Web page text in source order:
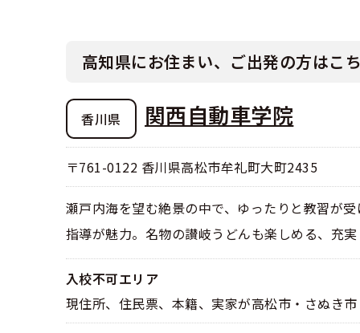
中型
けん
中型
格安シーズン
出発地別おす
こだわり、テ
360度パノラ
教育訓練給付
受験資格特例
お気に入りの
合宿免許の入
合宿免許での
合宿免許一日
運転免許別モ
保護者の方へ
合宿費用のお
免許取消・失
冬・雪国の合
みんなが選
大型免許体験
会社沿革・歴
登録商標
個人情報の取
参加規定
高知県にお住まい、ご出発の方はこ
香川県 関西自動車学院
〒761-0122 香川県高松市牟礼町大町2435
瀬戸内海を望む絶景の中で、ゆったりと教習が
指導が魅力。名物の讃岐うどんも楽しめる、充
入校不可エリア
現住所、住民票、本籍、実家が高松市・さぬき